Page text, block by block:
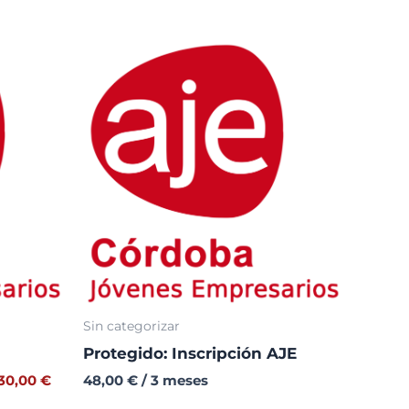
€
Sin categorizar
Protegido: Inscripción AJE
48,00 € / 3 meses